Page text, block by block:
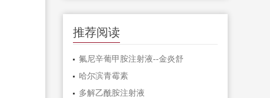
推荐阅读
氟尼辛葡甲胺注射液--金炎舒
哈尔滨青霉素
多解乙酰胺注射液